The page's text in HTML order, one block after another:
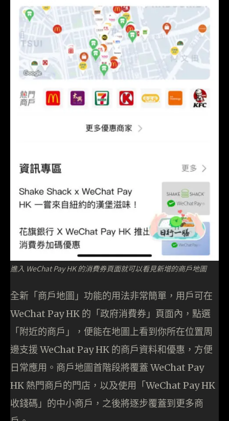
進入 WeChat Pay HK 的消費券頁面就可以看見新增的商戶地圖
全新「商戶地圖」功能的用法非常簡單，用戶可在
WeChat Pay HK 的「政府消費券」頁面內，點選
「附近的商戶」，便能在地圖上看到你所在位置周
邊支援 WeChat Pay HK 的商戶資料和優惠，方便
日常應用。商戶地圖首階段將覆蓋 WeChat Pay
HK 熱門商戶的門店，以及使用「WeChat Pay HK
收錢碼」的中小商戶，之後將逐步覆蓋到更多商